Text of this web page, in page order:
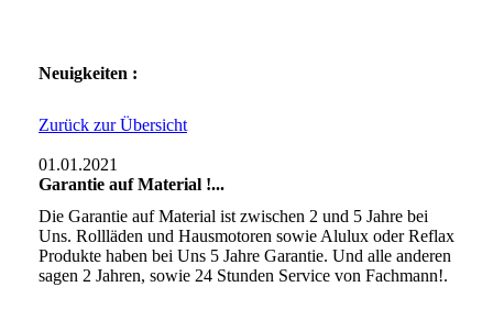
Neuigkeiten :
Zurück zur Übersicht
01.01.2021
Garantie auf Material !...
Die Garantie auf Material ist zwischen 2 und 5 Jahre bei
Uns. Rollläden und Hausmotoren sowie Alulux oder Reflax
Produkte haben bei Uns 5 Jahre Garantie. Und alle anderen
sagen 2 Jahren, sowie 24 Stunden Service von Fachmann!.